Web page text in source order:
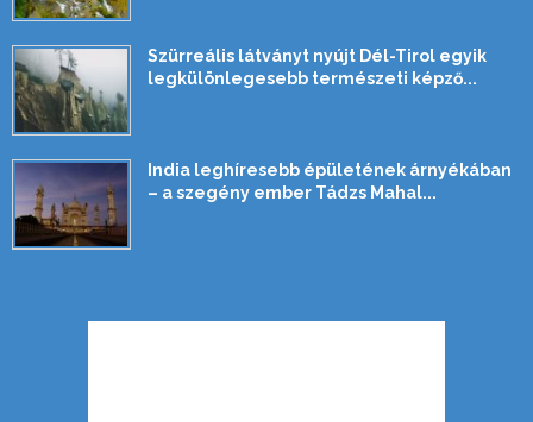
Szürreális látványt nyújt Dél-Tirol egyik
legkülönlegesebb természeti képző...
India leghíresebb épületének árnyékában
– a szegény ember Tádzs Mahal...